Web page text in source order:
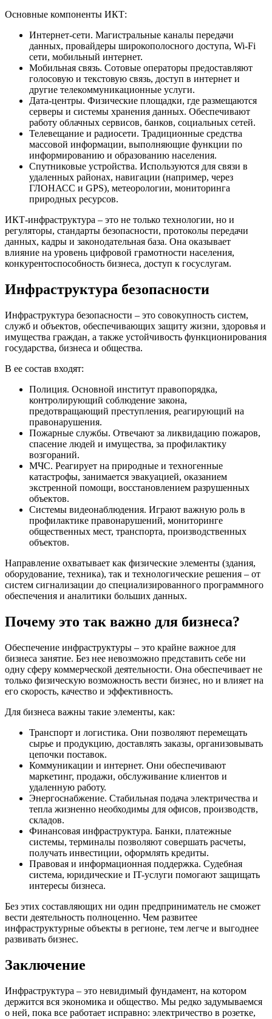
Основные компоненты ИКТ:
Интернет-сети. Магистральные каналы передачи
данных, провайдеры широкополосного доступа, Wi-Fi
сети, мобильный интернет.
Мобильная связь. Сотовые операторы предоставляют
голосовую и текстовую связь, доступ в интернет и
другие телекоммуникационные услуги.
Дата-центры. Физические площадки, где размещаются
серверы и системы хранения данных. Обеспечивают
работу облачных сервисов, банков, социальных сетей.
Телевещание и радиосети. Традиционные средства
массовой информации, выполняющие функции по
информированию и образованию населения.
Спутниковые устройства. Используются для связи в
удаленных районах, навигации (например, через
ГЛОНАСС и GPS), метеорологии, мониторинга
природных ресурсов.
ИКТ-инфраструктура – это не только технологии, но и
регуляторы, стандарты безопасности, протоколы передачи
данных, кадры и законодательная база. Она оказывает
влияние на уровень цифровой грамотности населения,
конкурентоспособность бизнеса, доступ к госуслугам.
Инфраструктура безопасности
Инфраструктура безопасности – это совокупность систем,
служб и объектов, обеспечивающих защиту жизни, здоровья и
имущества граждан, а также устойчивость функционирования
государства, бизнеса и общества.
В ее состав входят:
Полиция. Основной институт правопорядка,
контролирующий соблюдение закона,
предотвращающий преступления, реагирующий на
правонарушения.
Пожарные службы. Отвечают за ликвидацию пожаров,
спасение людей и имущества, за профилактику
возгораний.
МЧС. Реагирует на природные и техногенные
катастрофы, занимается эвакуацией, оказанием
экстренной помощи, восстановлением разрушенных
объектов.
Системы видеонаблюдения. Играют важную роль в
профилактике правонарушений, мониторинге
общественных мест, транспорта, производственных
объектов.
Направление охватывает как физические элементы (здания,
оборудование, техника), так и технологические решения – от
систем сигнализации до специализированного программного
обеспечения и аналитики больших данных.
Почему это так важно для бизнеса?
Обеспечение инфраструктуры – это крайне важное для
бизнеса занятие. Без нее невозможно представить себе ни
одну сферу коммерческой деятельности. Она обеспечивает не
только физическую возможность вести бизнес, но и влияет на
его скорость, качество и эффективность.
Для бизнеса важны такие элементы, как:
Транспорт и логистика. Они позволяют перемещать
сырье и продукцию, доставлять заказы, организовывать
цепочки поставок.
Коммуникации и интернет. Они обеспечивают
маркетинг, продажи, обслуживание клиентов и
удаленную работу.
Энергоснабжение. Стабильная подача электричества и
тепла жизненно необходимы для офисов, производств,
складов.
Финансовая инфраструктура. Банки, платежные
системы, терминалы позволяют совершать расчеты,
получать инвестиции, оформлять кредиты.
Правовая и информационная поддержка. Судебная
система, юридические и IT-услуги помогают защищать
интересы бизнеса.
Без этих составляющих ни один предприниматель не сможет
вести деятельность полноценно. Чем развитее
инфраструктурные объекты в регионе, тем легче и выгоднее
развивать бизнес.
Заключение
Инфраструктура – это невидимый фундамент, на котором
держится вся экономика и общество. Мы редко задумываемся
о ней, пока все работает исправно: электричество в розетке,